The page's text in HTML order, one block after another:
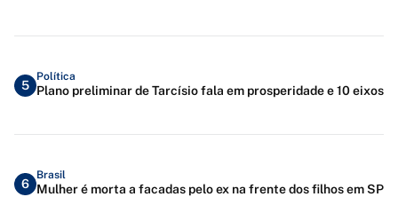
5
Política
Plano preliminar de Tarcísio fala em prosperidade e 10 eixos
6
Brasil
Mulher é morta a facadas pelo ex na frente dos filhos em SP